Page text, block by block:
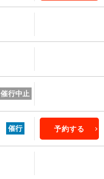
催行中止
催行 予約する